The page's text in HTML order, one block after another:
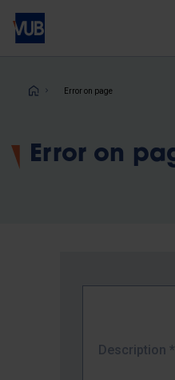
Skip
main
Error on page
Error on
Description *